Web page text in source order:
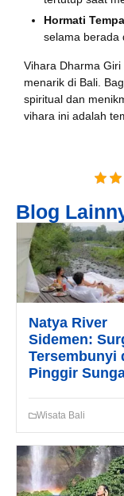
Hormati
selama berada
Vihara Dharma
menarik di Bali.
spiritual dan
vihara ini adalah
Blog
Natya River
Sidemen:
Tersembunyi
Pinggir
Wisata Bali
Book
Pilih Mobil*
Tgl Mulai*
Tgl Selesai*
Email*
WhatsApp*